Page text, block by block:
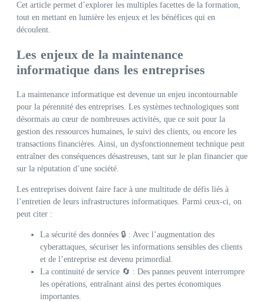
Cet article permet d’explorer les multiples facettes de la formation,
tout en mettant en lumière les enjeux et les bénéfices qui en
découlent.
Les enjeux de la maintenance
informatique dans les entreprises
La maintenance informatique est devenue un enjeu incontournable
pour la pérennité des entreprises. Les systèmes technologiques sont
désormais au cœur de nombreuses activités, que ce soit pour la
gestion des ressources humaines, le suivi des clients, ou encore les
transactions financières. Ainsi, un dysfonctionnement technique peut
entraîner des conséquences désastreuses, tant sur le plan financier que
sur la réputation d’une société.
Les entreprises doivent faire face à une multitude de défis liés à
l’entretien de leurs infrastructures informatiques. Parmi ceux-ci, on
peut citer :
La sécurité des données 🔒 : Avec l’augmentation des
cyberattaques, sécuriser les informations sensibles des clients
et de l’entreprise est devenu primordial.
La continuité de service 🔄 : Des pannes peuvent interrompre
les opérations, entraînant ainsi des pertes économiques
importantes.